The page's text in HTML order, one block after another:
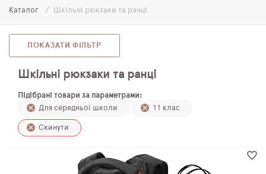
МОЛОДІЖНІ РЮКЗАКИ
ПЕНАЛИ
МІШКИ ДЛЯ ВЗУТТЯ
ПЛЯШКИ ДЛЯ ВОДИ
DELUNE
SCHOOL STANDARD
Каталог Шкільні рюкзаки та ранці
ПОКАЗАТИ ФІЛЬТР
Шкільні рюкзаки та ранці
Підібрані товари за параметрами:
Для середньої школи
11 клас
Скинути